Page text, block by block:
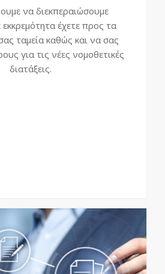
να διεκπεραιώσουμε
έχετε προς τα
ταμεία καθώς και να σας
για τις νέες νομοθετικές
διατάξεις.